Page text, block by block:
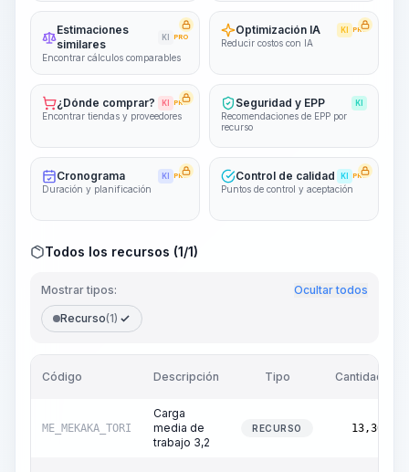
Estimaciones
similares
KI PRO
Encontrar cálculos comparables
Optimización IA KI PRO
Reducir costos con IA
¿Dónde comprar? KI PRO
Encontrar tiendas y proveedores
Seguridad y EPP KI
Recomendaciones de EPP por
recurso
Cronograma KI PRO
Duración y planificación
Control de calidad KI PRO
Puntos de control y aceptación
Todos los recursos (1/1)
Mostrar tipos: Ocultar todos
Recurso(1)
Código Descripción Tipo Cantidad
ME_MEKAKA_TORI
Carga
media de
trabajo 3,2
RECURSO 13,30